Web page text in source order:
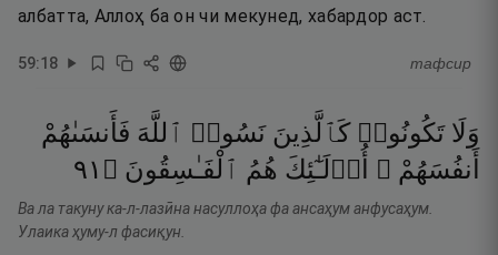
албатта, Аллоҳ ба он чи мекунед, хабардор аст.
59:18 тафсир
وَلَا تَكُونُوا۟ كَٱلَّذِينَ نَسُوا۟ ٱللَّهَ فَأَنسَىٰهُمْ
أَنفُسَهُمْ ۚ
أُو۟لَـٰٓئِكَ هُمُ ٱلْفَـٰسِقُونَ ۝ ١٩
Ва ла такуну ка-л-лазӣна насуллоҳа фа ансаҳум анфусаҳум.
Улаика ҳуму-л фасиқун.